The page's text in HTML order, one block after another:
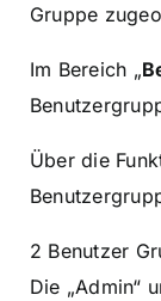
Gruppe
Im Bereich „
Über die
2 Benutzer
Die „Admin“